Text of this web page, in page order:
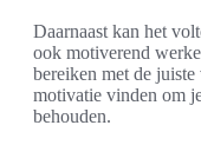
Daarnaast kan het
ook motiverend
bereiken met de
motivatie vinden om
behouden.